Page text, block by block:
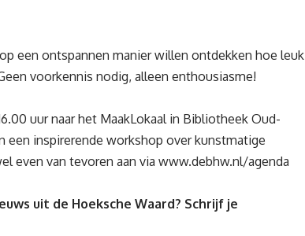
een ontspannen manier willen ontdekken hoe leuk
voorkennis nodig, alleen enthousiasme!
uur naar het MaakLokaal in Bibliotheek Oud-
een inspirerende workshop over kunstmatige
even van tevoren aan via www.debhw.nl/agenda
uit de Hoeksche Waard? Schrijf je